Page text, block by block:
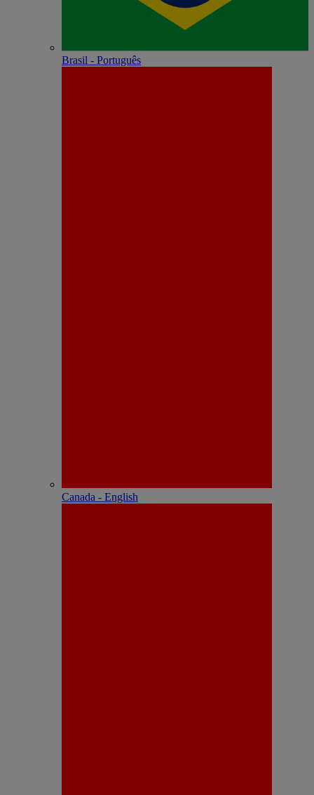
Brasil - Português
Canada - English